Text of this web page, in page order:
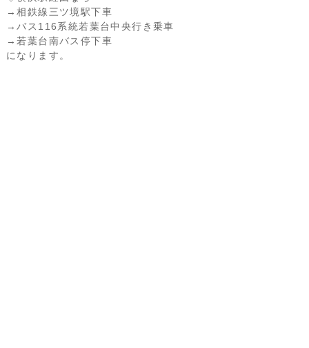
→相鉄線三ツ境駅下車
→バス116系統若葉台中央行き乗車
→若葉台南バス停下車
になります。